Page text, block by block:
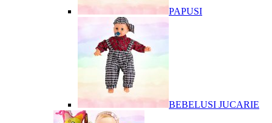
PAPUSI
BEBELUSI JUCARIE